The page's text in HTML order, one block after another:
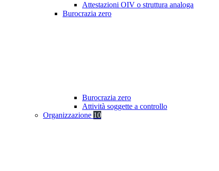
Attestazioni OIV o struttura analoga
Burocrazia zero
Burocrazia zero
Attività soggette a controllo
Organizzazione 10